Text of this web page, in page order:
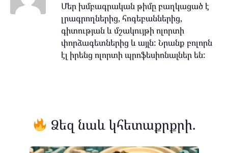
Մեր խմբագրական թիմը բաղկացած է
լրագրողներից, հոգեբաններից,
գիտության և մշակույթի ոլորտի
փորձագետներից և այլն: Նրանք բոլորն
էլ իրենց ոլորտի պրոֆեսիոնալներ են:
Ձեզ նաև կհետաքրքրի.